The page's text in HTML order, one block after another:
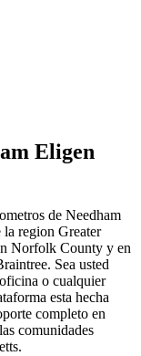
Eligen
de Needham
region Greater
Norfolk County y en
Sea usted
o cualquier
esta hecha
completo en
comunidades